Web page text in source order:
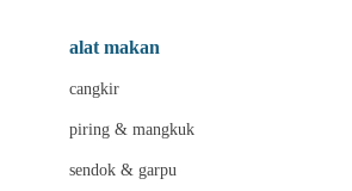
Ivenet
alat makan
cangkir
piring & mangkuk
sendok & garpu